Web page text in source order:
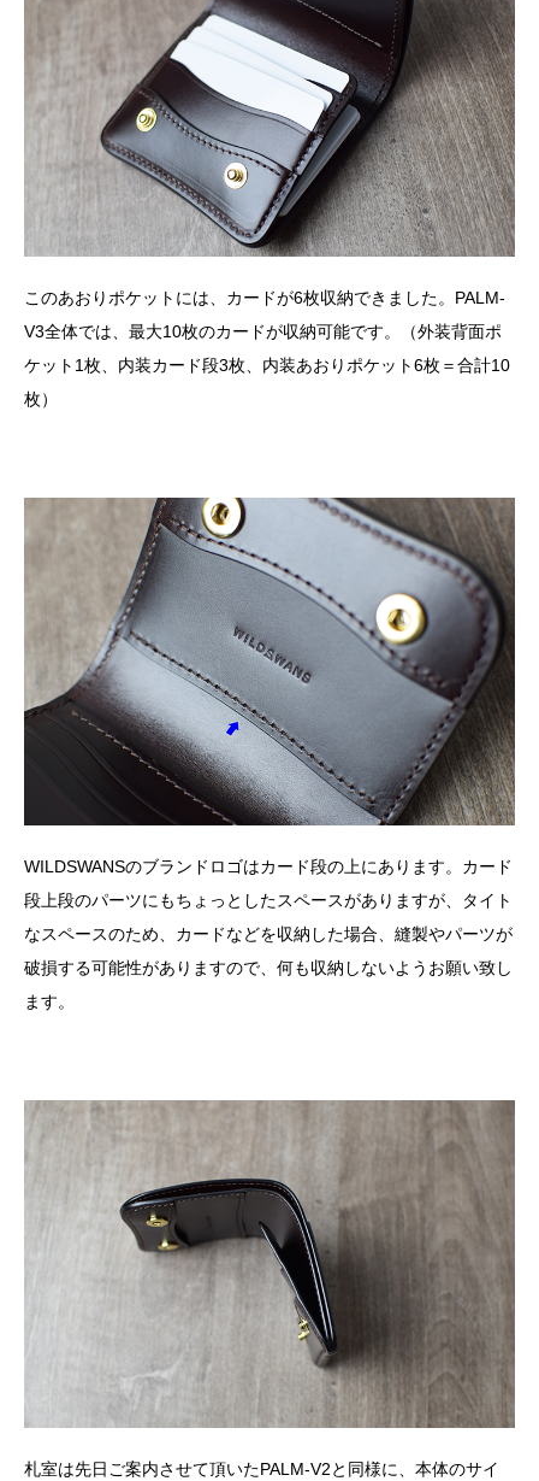
このあおりポケットには、カードが6枚収納できました。PALM-
V3全体では、最大10枚のカードが収納可能です。（外装背面ポ
ケット1枚、内装カード段3枚、内装あおりポケット6枚＝合計10
枚）
WILDSWANSのブランドロゴはカード段の上にあります。カード
段上段のパーツにもちょっとしたスペースがありますが、タイト
なスペースのため、カードなどを収納した場合、縫製やパーツが
破損する可能性がありますので、何も収納しないようお願い致し
ます。
札室は先日ご案内させて頂いたPALM-V2と同様に、本体のサイ